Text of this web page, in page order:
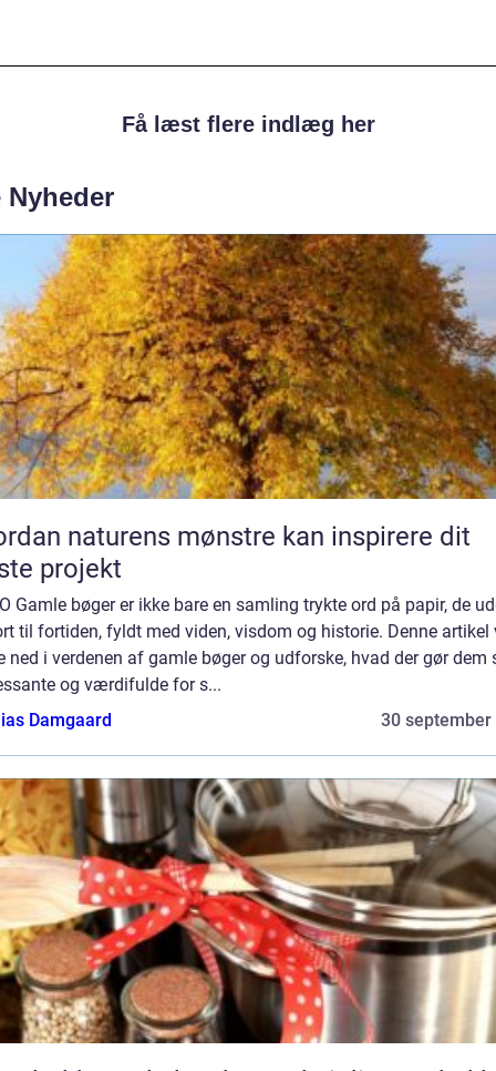
Få læst flere indlæg her
Nyheder
naturens mønstre kan inspirere dit
projekt
Gamle bøger er ikke bare en samling trykte ord på papir, de
til fortiden, fyldt med viden, visdom og historie. Denne artikel
ned i verdenen af gamle bøger og udforske, hvad der gør dem
og værdifulde for s...
Damgaard
30 september